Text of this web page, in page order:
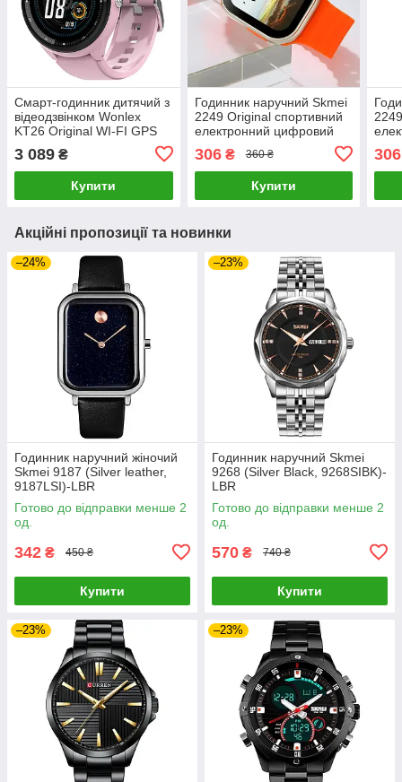
Смарт-годинник дитячий з
відеодзвінком Wonlex
KT26 Original WI-FI GPS
3 089 ₴
Купити
Годинник наручний Skmei
2249 Original спортивний
електронний цифровий
306₴ 360 ₴
Купити
LВR
306
Акційні пропозиції та новинки
–24%
Годинник наручний жіночий
Skmei 9187 (Silver leather,
9187LSI)-LВR
Готово до відправки менше 2
од.
342 ₴ 450 ₴
Купити
–23%
Годинник наручний Skmei
9268 (Silver Black, 9268SIBK)-
LВR
Готово до відправки менше 2
од.
570 ₴ 740 ₴
Купити
–23% –23%